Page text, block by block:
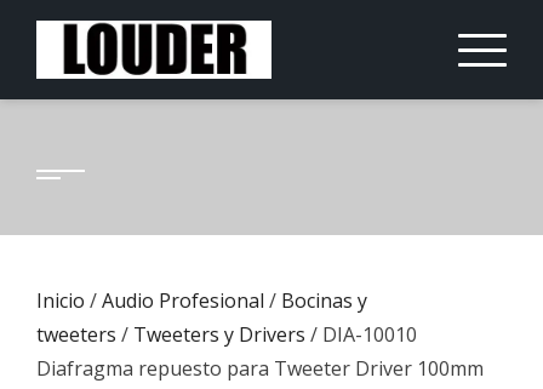
Saltar
contenido
Inicio /Audio Profesional / Bocinas y
tweeters / Tweeters y Drivers / DIA-10010
Diafragma repuesto para Tweeter Driver 100mm